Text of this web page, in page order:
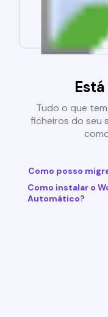
Tudo o que
ficheiros do seu
Como posso
Como instalar o
Automático?